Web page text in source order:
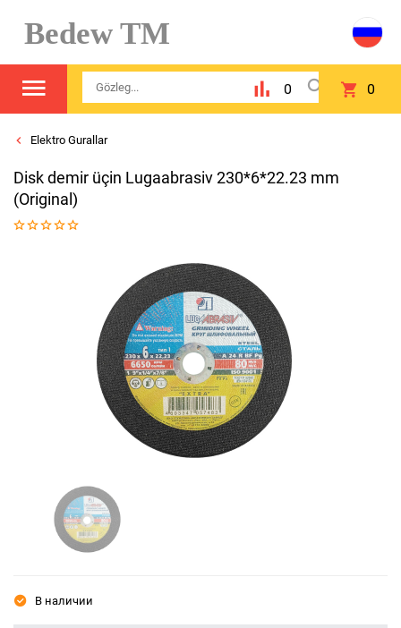
Bedew TM
0 0
Elektro Gurallar
Disk demir üçin Lugaabrasiv 230*6*22.23 mm
(Original)
В наличии